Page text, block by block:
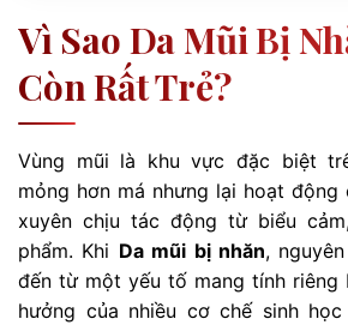
Vì Sao Da Mũi Bị
Còn Rất Trẻ?
Vùng mũi là khu vực đặc biệt
mỏng hơn má nhưng lại hoạt
xuyên chịu tác động từ biểu
phẩm. Khi Da mũi bị nhăn,
đến từ một yếu tố mang tính riêng
hưởng của nhiều cơ chế sinh